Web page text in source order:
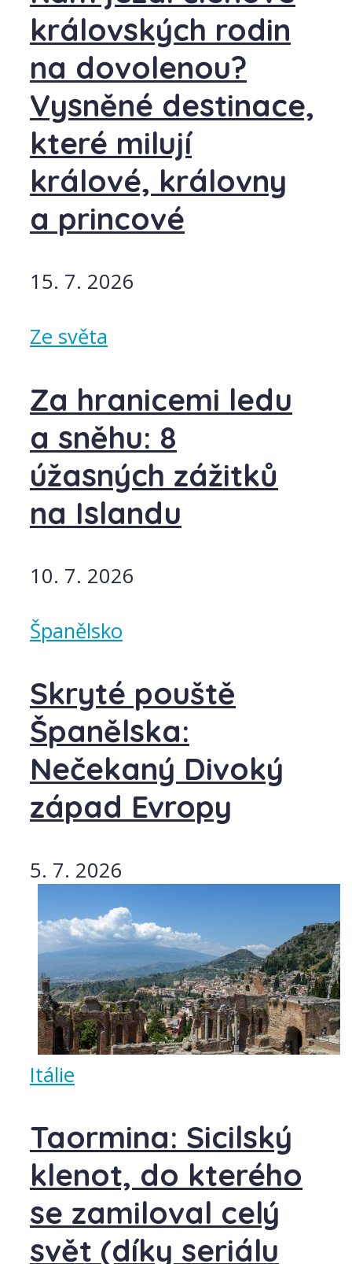
královských rodin
na dovolenou?
Vysněné destinace,
které milují
králové, královny
a princové
15. 7. 2026
Ze světa
Za hranicemi ledu
a sněhu: 8
úžasných zážitků
na Islandu
10. 7. 2026
Španělsko
Skryté pouště
Španělska:
Nečekaný Divoký
západ Evropy
5. 7. 2026
Itálie
Taormina: Sicilský
klenot, do kterého
se zamiloval celý
svět (díky seriálu